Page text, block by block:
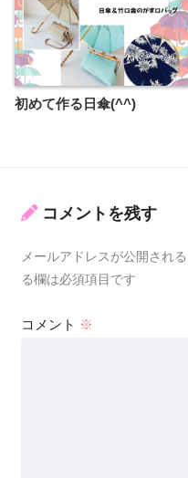
初めて作る日傘(^^)
コメントを残す
メールアドレスが公開され
る欄は必須項目です
コメント ※